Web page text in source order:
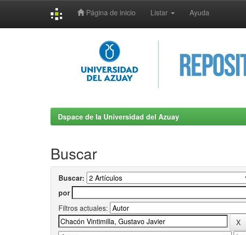
Página de inicio Listar Ayuda
Dspace de la Universidad del Azuay
Buscar
Buscar:
por
Filtros actuales: